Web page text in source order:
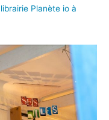
Planète io à